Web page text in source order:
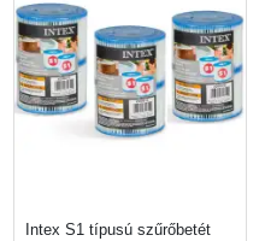
Intex S1 típusú szűrőbetét